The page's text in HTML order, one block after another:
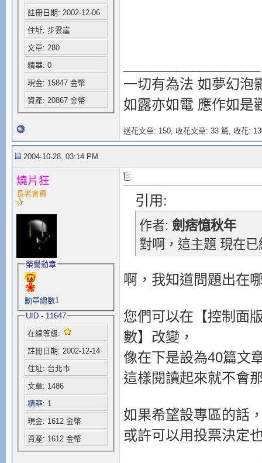
註冊日期: 2002-12-06
住址: 步雲崖
文章: 280
精華: 0
現金: 15847 金幣
資產: 20867 金幣
一切有為法 如夢幻泡
如露亦如電 應作如是
送花文章: 150, 收花文章: 33 篇, 收花:
2004-10-28, 03:14 PM
燒片狂
長老會員
榮譽勳章
勳章總數1
UID - 11647
在線等級:
註冊日期: 2002-12-14
住址: 台北市
文章: 1486
精華: 1
現金: 1612 金幣
資產: 1612 金幣
引用:
作者: 劍痞憶秋年
對啊，這主題 現在
啊，我知道問題出在
您們可以在【控制面
數】改變，
像在下是設為40篇文
這樣閱讀起來就不會
如果希望設專區的話
或許可以用投票決定